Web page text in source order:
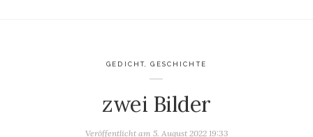
GEDICHT ,GESCHICHTE
zwei Bilder
Veröffentlicht am 5. August 2022 19:33